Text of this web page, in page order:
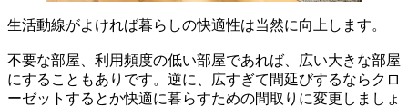
生活動線がよければ暮らしの快適性は当然に向上します。
不要な部屋、利用頻度の低い部屋であれば、広い大きな部屋
にすることもありです。逆に、広すぎて間延びするならクロ
ーゼットするとか快適に暮らすための間取りに変更しましょ